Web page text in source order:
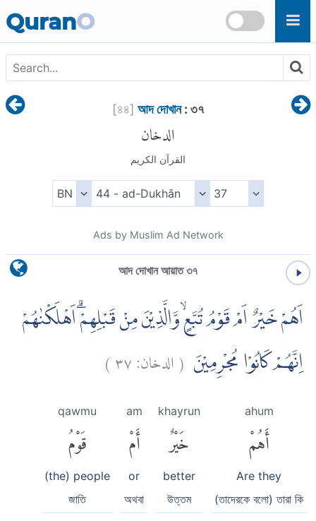
QuranO
[৪৪] আদ দোখান: ৩৭
الدخان
القرآن الكريم
Ads by Muslim Ad Network
আদ দোখান আয়াত ৩৭
اَهُمْ خَيْرٌ اَمْ قَوْمُ تُبَّعٍۙ وَّالَّذِيْنَ مِنْ قَبْلِهِمْۗ اَهْلَكْنٰهُمْ
اِنَّهُمْ كَانُوْا مُجْرِمِيْنَ (الدخان:٣٧)
ahum
أَهُمْ
Are they
(তাদেরকে বলো) তারা কি
khayrun
خَيْرٌ
better
উত্তম
am
أَمْ
or
অথবা
qawmu
قَوْمُ
(the) people
জাতি